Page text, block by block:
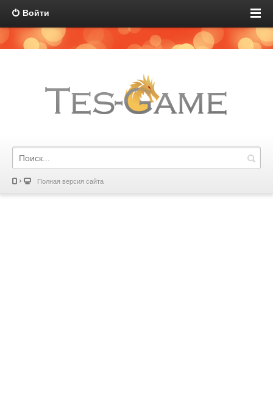
Войти
Полная версия сайта